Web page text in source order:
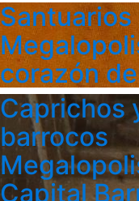
corazón
Caprichos
barrocos
Capital